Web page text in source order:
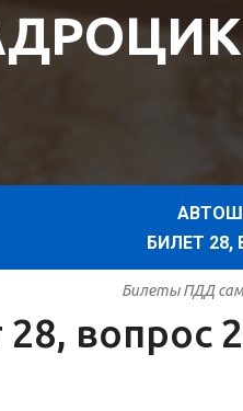
БИЛЕТ
Билеты ПДД
28, вопрос